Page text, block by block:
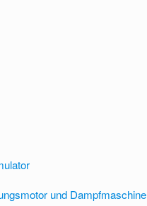
und Dampfmaschine